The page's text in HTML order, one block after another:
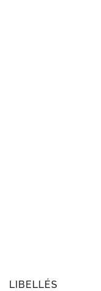
LIBELLÉS